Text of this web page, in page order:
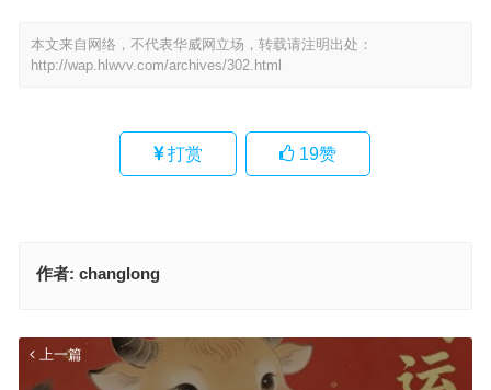
本文来自网络，不代表华威网立场，转载请注明出处：
http://wap.hlwvv.com/archives/302.html
打赏 19赞
作者: changlong
上一篇